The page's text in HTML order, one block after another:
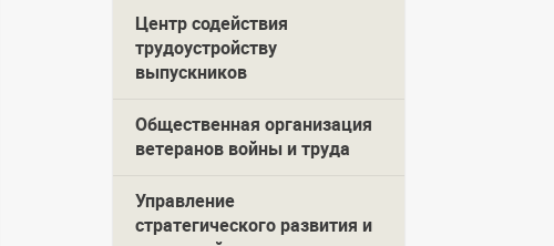
Центр содействия
трудоустройству
выпускников
Общественная организация
ветеранов войны и труда
Управление
стратегического развития и